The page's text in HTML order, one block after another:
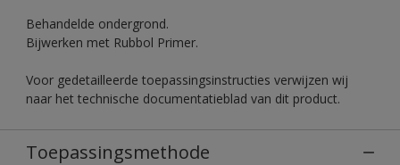
Behandelde ondergrond.
Bijwerken met Rubbol Primer.
Voor gedetailleerde toepassingsinstructies verwijzen wij
naar het technische documentatieblad van dit product.
Toepassingsmethode